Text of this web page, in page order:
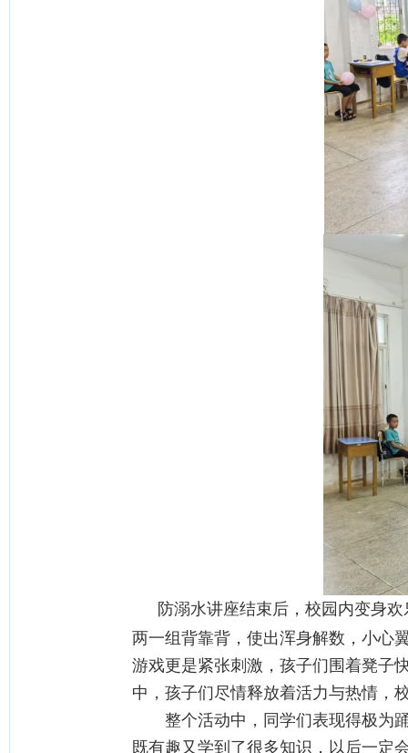
防溺水讲座结束后，校园内变身
两一组背靠背，使出浑身解数，小心
游戏更是紧张刺激，孩子们围着凳子
中，孩子们尽情释放着活力与热情，
整个活动中，同学们表现得极为踊
既有趣又学到了很多知识，以后一定